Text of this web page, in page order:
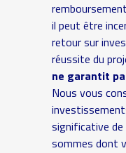
il peut être
retour sur
réussite du
ne garantit
Nous vous
significative
sommes dont